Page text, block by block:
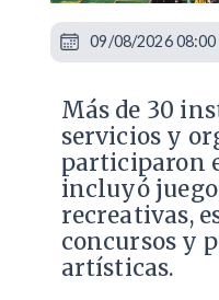
Más de 30
servicios y
participaron
incluyó
recreativas,
concursos y
artísticas.
09/08/2026 08:00